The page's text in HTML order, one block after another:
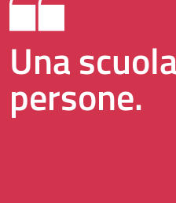
Una
persone.